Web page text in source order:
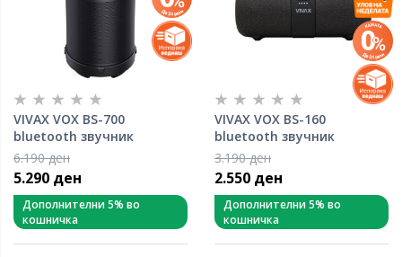
VIVAX VOX BS-700
bluetooth звучник
6.190 ден
5.290 ден
Дополнителни 5% во
кошничка
VIVAX VOX BS-160
bluetooth звучник
3.190 ден
2.550 ден
Дополнителни 5% во
кошничка